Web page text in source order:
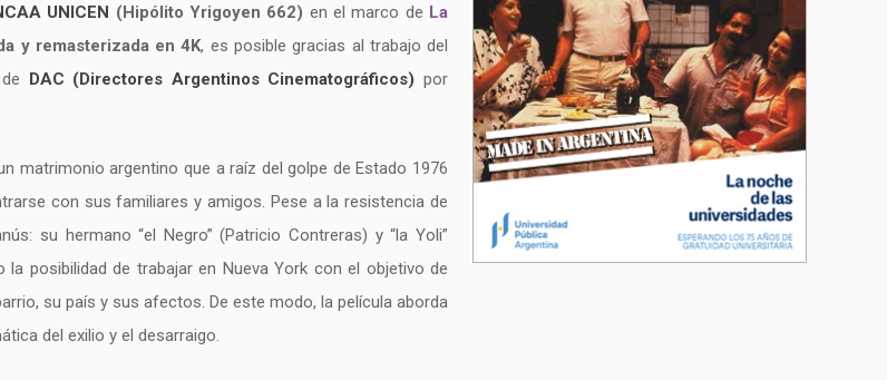
UNICEN (Hipólito Yrigoyen 662) en el marco de La
y remasterizada en 4K, es posible gracias al trabajo del
DAC (Directores Argentinos Cinematográficos) por
matrimonio argentino que a raíz del golpe de Estado 1976
con sus familiares y amigos. Pese a la resistencia de
su hermano “el Negro” (Patricio Contreras) y “la Yoli”
posibilidad de trabajar en Nueva York con el objetivo de
su país y sus afectos. De este modo, la película aborda
del exilio y el desarraigo.